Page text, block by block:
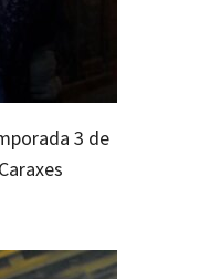
3 de